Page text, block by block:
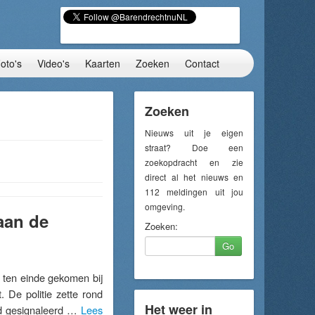
Video's Kaarten Zoeken Contact
de
einde gekomen bij
De politie zette rond
gesignaleerd … Lees
Zoeken
Nieuws uit je eigen
straat? Doe een
zoekopdracht en zie
direct al het nieuws en
112 meldingen uit jou
omgeving.
Zoeken:
Go
Het weer in